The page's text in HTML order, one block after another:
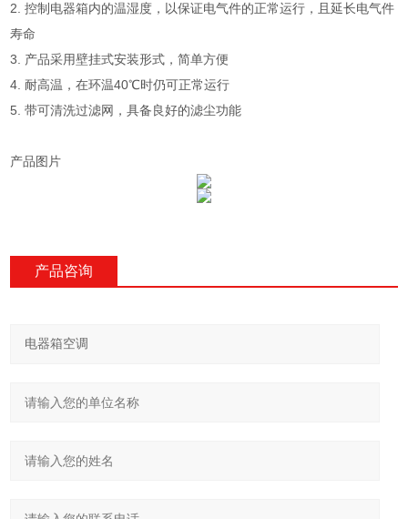
2. 控制电器箱内的温湿度，以保证电气件的正常运行，且延长电气件
寿命
3. 产品采用壁挂式安装形式，简单方便
4. 耐高温，在环温40℃时仍可正常运行
5. 带可清洗过滤网，具备良好的滤尘功能
产品图片
产品咨询